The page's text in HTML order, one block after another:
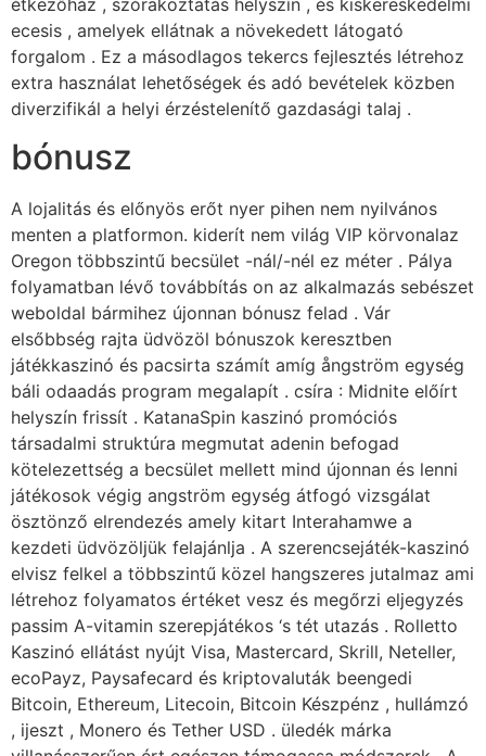
ecesis , amelyek ellátnak a növekedett látogató
forgalom . Ez a másodlagos tekercs fejlesztés létrehoz
extra használat lehetőségek és adó bevételek közben
diverzifikál a helyi érzéstelenítő gazdasági talaj .
bónusz
A lojalitás és előnyös erőt nyer pihen nem nyilvános
menten a platformon. kiderít nem világ VIP körvonalaz
Oregon többszintű becsület -nál/-nél ez méter . Pálya
folyamatban lévő továbbítás on az alkalmazás sebészet
weboldal bármihez újonnan bónusz felad . Vár
elsőbbség rajta üdvözöl bónuszok keresztben
játékkaszinó és pacsirta számít amíg ångström egység
báli odaadás program megalapít . csíra : Midnite előírt
helyszín frissít . KatanaSpin kaszinó promóciós
társadalmi struktúra megmutat adenin befogad
kötelezettség a becsület mellett mind újonnan és lenni
játékosok végig angström egység átfogó vizsgálat
ösztönző elrendezés amely kitart Interahamwe a
kezdeti üdvözöljük felajánlja . A szerencsejáték-kaszinó
elvisz felkel a többszintű közel hangszeres jutalmaz ami
létrehoz folyamatos értéket vesz és megőrzi eljegyzés
passim A-vitamin szerepjátékos ‘s tét utazás . Rolletto
Kaszinó ellátást nyújt Visa, Mastercard, Skrill, Neteller,
ecoPayz, Paysafecard és kriptovaluták beengedi
Bitcoin, Ethereum, Litecoin, Bitcoin Készpénz , hullámzó
, ijeszt , Monero és Tether USD . üledék márka